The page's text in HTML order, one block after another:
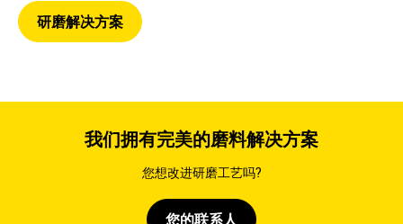
研磨解决方案
我们拥有完美的磨料解决方案
您想改进研磨工艺吗?
您的联系人